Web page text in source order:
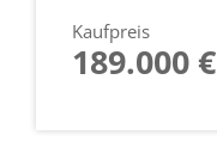
Kaufpreis
189.000 €